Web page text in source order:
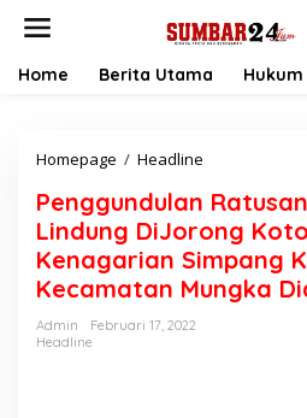
Home Berita Utama
Homepage / Headline
n
g
g
u
n
Penggundulan
Lindung DiJorong
Kenagarian Simpang
Kecamatan Mungka
Admin
Februari 17, 2022
Headline